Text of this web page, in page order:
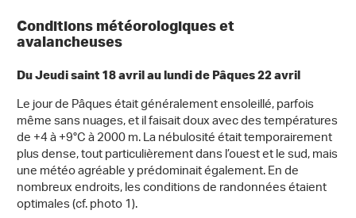
Conditions météorologiques et
avalancheuses
Du Jeudi saint 18 avril au lundi de Pâques 22 avril
Le jour de Pâques était généralement ensoleillé, parfois
même sans nuages, et il faisait doux avec des températures
de +4 à +9°C à 2000 m. La nébulosité était temporairement
plus dense, tout particulièrement dans l’ouest et le sud, mais
une météo agréable y prédominait également. En de
nombreux endroits, les conditions de randonnées étaient
optimales (cf. photo 1).